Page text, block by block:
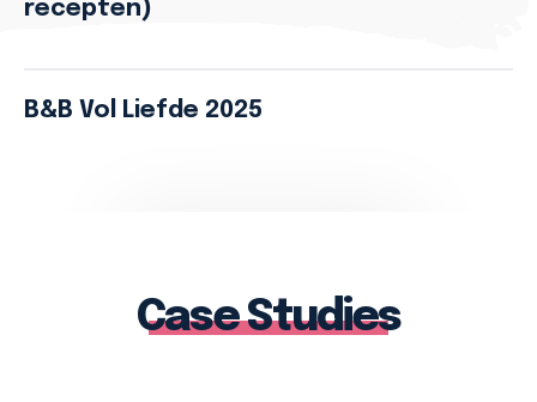
recepten)
B&B Vol Liefde 2025
Case Studies